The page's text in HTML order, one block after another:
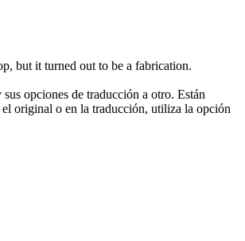
but it turned out to be a fabrication.
opciones de traducción a otro. Están
el original o en la traducción, utiliza la opción